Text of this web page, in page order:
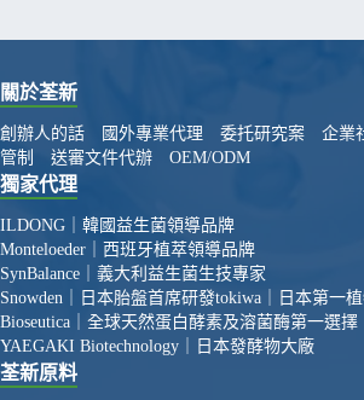
關於荃新
創辦人的話 國外專業代理 委托研究案 企業
管制
送審文件代辦 OEM/ODM
獨家代理
ILDONG｜韓國益生菌領導品牌
Monteloeder｜西班牙植萃領導品牌
SynBalance｜義大利益生菌生技專家
Snowden｜日本胎盤首席研發tokiwa｜日本第一
Bioseutica｜全球天然蛋白酵素及溶菌酶第一選擇
YAEGAKI Biotechnology｜日本發酵物大廠
荃新原料